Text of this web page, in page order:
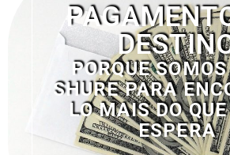
PORQUE
SHURE PARA
LO MAIS DO
ESPERA